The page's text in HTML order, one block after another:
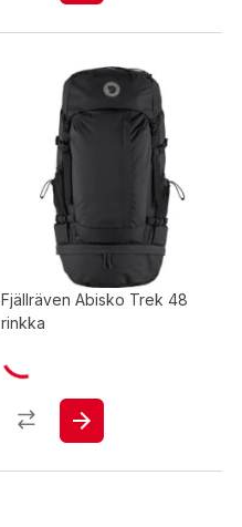
Fjällräven Abisko Trek 48
rinkka